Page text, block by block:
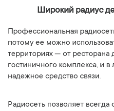
Широкий радиус
Профессиональная
потому ее можно
территориях — от ресторана
гостиничного комплекса, и
надежное средство связи.
Радиосеть позволяет всегда